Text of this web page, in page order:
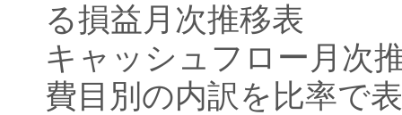
る損益月次推移表
キャッシュフロー月次
費目別の内訳を比率で